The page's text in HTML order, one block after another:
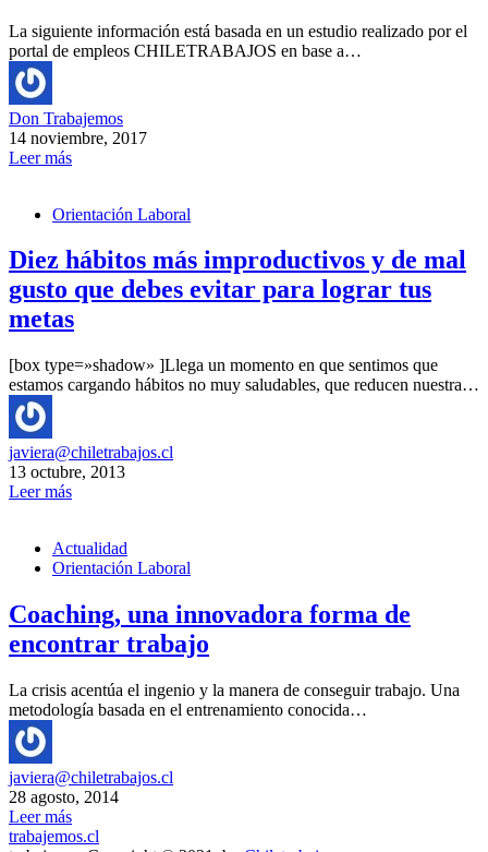
La siguiente información está basada en un estudio realizado por el
portal de empleos CHILETRABAJOS en base a…
Don Trabajemos
14 noviembre, 2017
Leer más
Orientación Laboral
Diez hábitos más improductivos y de mal
gusto que debes evitar para lograr tus
metas
[box type=»shadow» ]Llega un momento en que sentimos que
estamos cargando hábitos no muy saludables, que reducen nuestra…
javiera@chiletrabajos.cl
13 octubre, 2013
Leer más
Actualidad
Orientación Laboral
Coaching, una innovadora forma de
encontrar trabajo
La crisis acentúa el ingenio y la manera de conseguir trabajo. Una
metodología basada en el entrenamiento conocida…
javiera@chiletrabajos.cl
28 agosto, 2014
Leer más
trabajemos.cl